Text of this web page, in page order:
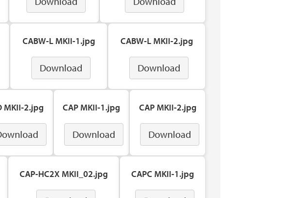
CABW-L MKII-1.jpg
Download
CABW-L MKII-2.jpg
Download
MKII-2.jpg CAP MKII-1.jpg
Download
CAP MKII-2.jpg
Download
CAP-HC2X MKII_02.jpg CAPC MKII-1.jpg